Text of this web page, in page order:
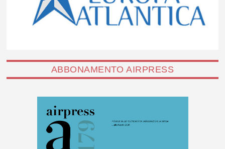
ABBONAMENTO AIRPRESS